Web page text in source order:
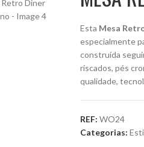
Esta Mesa
especialmente
construída
riscados, pés
qualidade,
REF: WO24
Categorias: